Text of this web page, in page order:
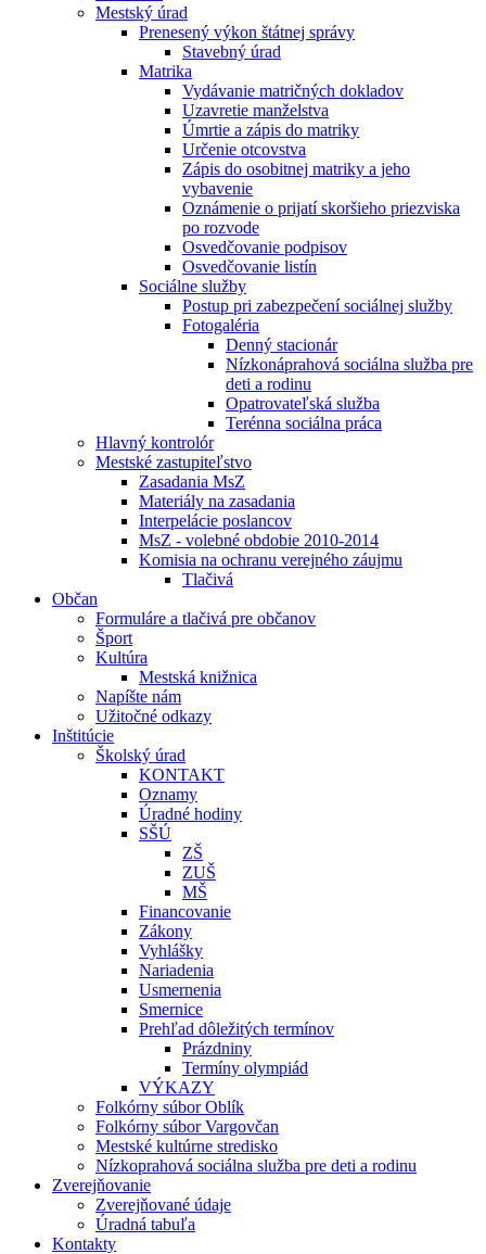
Mestský úrad
Prenesený výkon štátnej správy
Stavebný úrad
Matrika
Vydávanie matričných dokladov
Uzavretie manželstva
Úmrtie a zápis do matriky
Určenie otcovstva
Zápis do osobitnej matriky a jeho
vybavenie
Oznámenie o prijatí skoršieho priezviska
po rozvode
Osvedčovanie podpisov
Osvedčovanie listín
Sociálne služby
Postup pri zabezpečení sociálnej služby
Fotogaléria
Denný stacionár
Nízkonáprahová sociálna služba pre
deti a rodinu
Opatrovateľská služba
Terénna sociálna práca
Hlavný kontrolór
Mestské zastupiteľstvo
Zasadania MsZ
Materiály na zasadania
Interpelácie poslancov
MsZ - volebné obdobie 2010-2014
Komisia na ochranu verejného záujmu
Tlačivá
Občan
Formuláre a tlačivá pre občanov
Šport
Kultúra
Mestská knižnica
Napíšte nám
Užitočné odkazy
Inštitúcie
Školský úrad
KONTAKT
Oznamy
Úradné hodiny
SŠÚ
ZŠ
ZUŠ
MŠ
Financovanie
Zákony
Vyhlášky
Nariadenia
Usmernenia
Smernice
Prehľad dôležitých termínov
Prázdniny
Termíny olympiád
VÝKAZY
Folkórny súbor Oblík
Folkórny súbor Vargovčan
Mestské kultúrne stredisko
Nízkoprahová sociálna služba pre deti a rodinu
Zverejňovanie
Zverejňované údaje
Úradná tabuľa
Kontakty